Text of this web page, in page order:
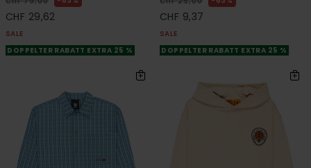
CHF 29,62
SALE
DOPPELTER RABATT EXTRA 25 %
CHF 9,37
SALE
DOPPELTER RABATT EXTRA 25 %